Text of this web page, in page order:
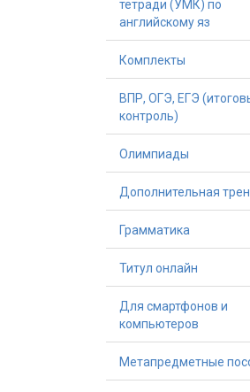
тетради (УМК) по
английскому яз
Комплекты
ВПР, ОГЭ, ЕГЭ
контроль)
Олимпиады
Дополнительная
Грамматика
Титул онлайн
Для смартфонов и
компьютеров
Метапредметные